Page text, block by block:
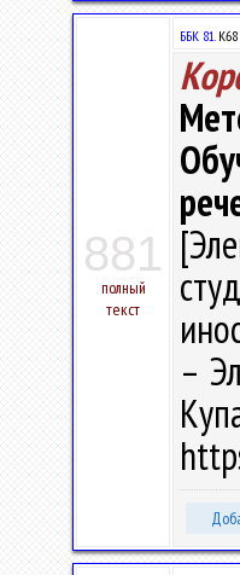
881
полный
текст
ББК 81.К68
–